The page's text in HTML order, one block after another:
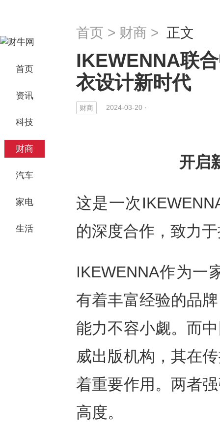
首页
资讯
科技
财商
汽车
家电
生活
首页 > 财商 > 正文
IKEWENNA联
衣设计新时代
财商 2024-03-20 ·
开启
这是一次
的深度合作，致力
IKEWENNA作为一
有着丰富经验的品
能力不容小觑。而
威出版机构，其在
着重要作用。两者
高度。